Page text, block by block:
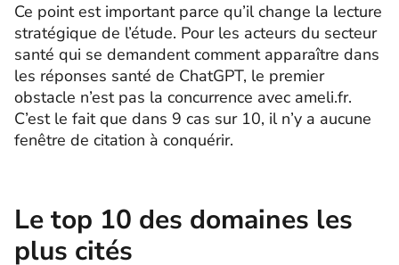
Ce point est important parce qu’il change la lecture
stratégique de l’étude. Pour les acteurs du secteur
santé qui se demandent comment apparaître dans
les réponses santé de ChatGPT, le premier
obstacle n’est pas la concurrence avec ameli.fr.
C’est le fait que dans 9 cas sur 10, il n’y a aucune
fenêtre de citation à conquérir.
Le top 10 des domaines les
plus cités